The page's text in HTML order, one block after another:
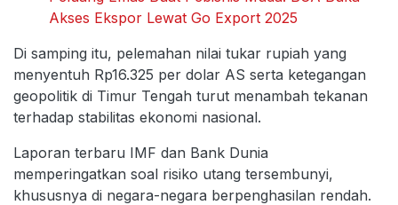
Akses Ekspor Lewat Go Export 2025
Di samping itu, pelemahan nilai tukar rupiah yang
menyentuh Rp16.325 per dolar AS serta ketegangan
geopolitik di Timur Tengah turut menambah tekanan
terhadap stabilitas ekonomi nasional.
Laporan terbaru IMF dan Bank Dunia
memperingatkan soal risiko utang tersembunyi,
khususnya di negara-negara berpenghasilan rendah.